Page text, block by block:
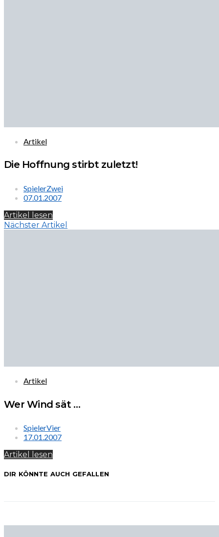
Artikel
Die Hoffnung stirbt zuletzt!
SpielerZwei
07.01.2007
Artikel lesen
Nächster Artikel
Artikel
Wer Wind sät …
SpielerVier
17.01.2007
Artikel lesen
DIR KÖNNTE AUCH GEFALLEN